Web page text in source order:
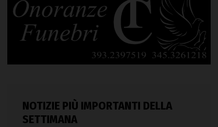
NOTIZIE PIÙ IMPORTANTI DELLA
SETTIMANA